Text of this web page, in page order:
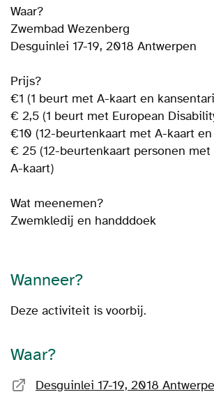
Waar?
Zwembad Wezenberg
Desguinlei 17-19, 2018 Antwerpen
Prijs?
€1 (1 beurt met A-kaart en
€ 2,5 (1 beurt met European
€10 (12-beurtenkaart met A-kaart
€ 25 (12-beurtenkaart personen
A-kaart)
Wat meenemen?
Zwemkledij en handddoek
Wanneer?
Deze activiteit is voorbij.
Waar?
Desguinlei 17-19, 2018